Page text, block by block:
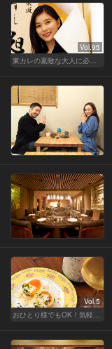
Vol.95
東カレの素敵な大人に必要なこと
Vol.5